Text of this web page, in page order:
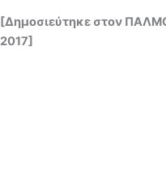
[Δημοσιεύτηκε στον
2017]